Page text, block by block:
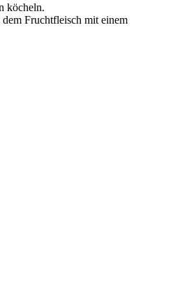
köcheln.
Fruchtfleisch mit einem